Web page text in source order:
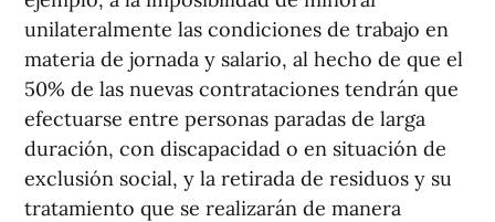
unilateralmente las condiciones de trabajo en
materia de jornada y salario, al hecho de que el
50% de las nuevas contrataciones tendrán que
efectuarse entre personas paradas de larga
duración, con discapacidad o en situación de
exclusión social, y la retirada de residuos y su
tratamiento que se realizarán de manera